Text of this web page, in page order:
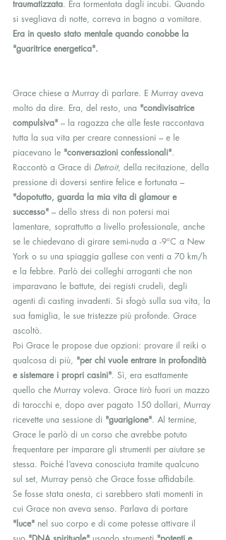
traumatizzata. Era tormentata dagli incubi. Quando
si svegliava di notte, correva in bagno a vomitare.
Era in questo stato mentale quando conobbe la
"guaritrice energetica".
Grace chiese a Murray di parlare. E Murray aveva
molto da dire. Era, del resto, una "condivisatrice
compulsiva" – la ragazza che alle feste raccontava
tutta la sua vita per creare connessioni – e le
piacevano le "conversazioni confessionali".
Raccontò a Grace di Detroit, della recitazione, della
pressione di doversi sentire felice e fortunata –
"dopotutto, guarda la mia vita di glamour e
successo" – dello stress di non potersi mai
lamentare, soprattutto a livello professionale, anche
se le chiedevano di girare semi-nuda a -9°C a New
York o su una spiaggia gallese con venti a 70 km/h
e la febbre. Parlò dei colleghi arroganti che non
imparavano le battute, dei registi crudeli, degli
agenti di casting invadenti. Si sfogò sulla sua vita, la
sua famiglia, le sue tristezze più profonde. Grace
ascoltò.
Poi Grace le propose due opzioni: provare il reiki o
qualcosa di più, "per chi vuole entrare in profondità
e sistemare i propri casini". Sì, era esattamente
quello che Murray voleva. Grace tirò fuori un mazzo
di tarocchi e, dopo aver pagato 150 dollari, Murray
ricevette una sessione di "guarigione". Al termine,
Grace le parlò di un corso che avrebbe potuto
frequentare per imparare gli strumenti per aiutare se
stessa. Poiché l’aveva conosciuta tramite qualcuno
sul set, Murray pensò che Grace fosse affidabile.
Se fosse stata onesta, ci sarebbero stati momenti in
cui Grace non aveva senso. Parlava di portare
"luce" nel suo corpo e di come potesse attivare il